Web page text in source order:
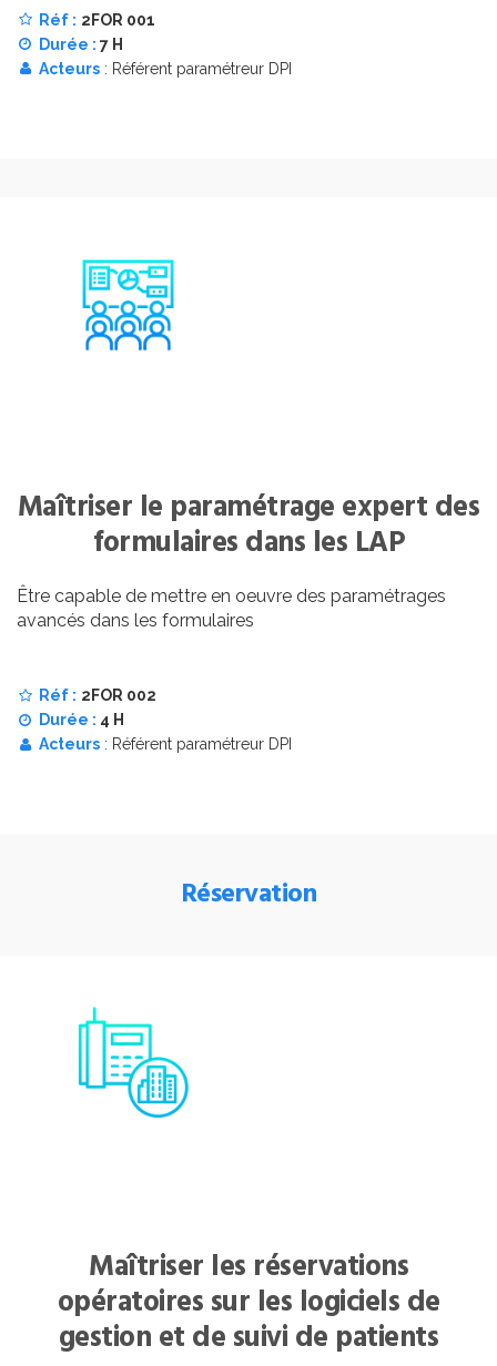
Réf : 2FOR 001
Durée : 7 H
Acteurs : Référent paramétreur DPI
Maîtriser le paramétrage expert des
formulaires dans les LAP
Être capable de mettre en oeuvre des paramétrages
avancés dans les formulaires
Réf : 2FOR 002
Durée : 4 H
Acteurs : Référent paramétreur DPI
Réservation
Maîtriser les réservations
opératoires sur les logiciels de
gestion et de suivi de patients